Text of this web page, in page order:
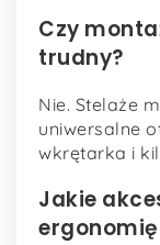
Czy
trudny?
Nie. Stelaże
uniwersalne
wkrętarka i
Jakie